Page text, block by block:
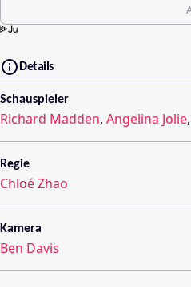
Details
Schauspieler
Richard Madden, Angelina Jolie,
Regie
Chloé Zhao
Kamera
Ben Davis